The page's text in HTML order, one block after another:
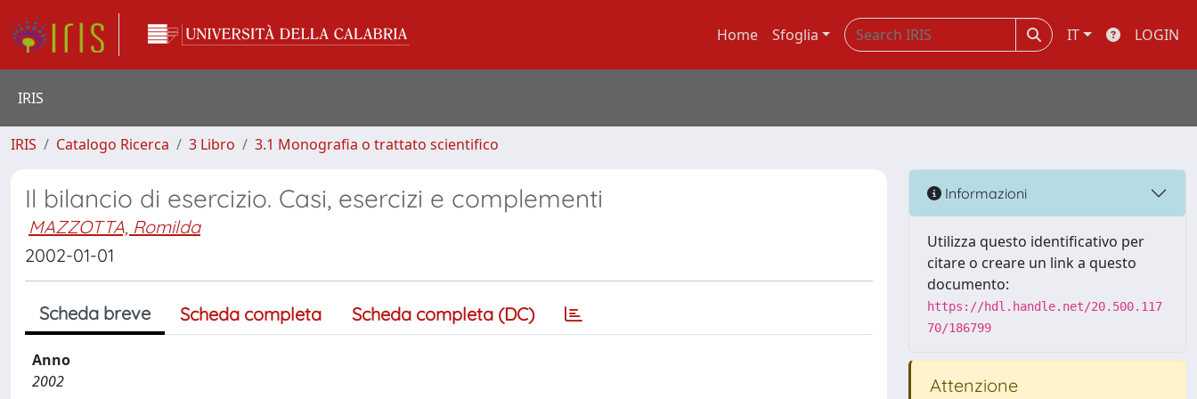
Home Sfoglia IT LOGIN
IRIS
IRIS Catalogo Ricerca 3 Libro 3.1 Monografia o trattato scientifico
Il bilancio di esercizio. Casi, esercizi e complementi
MAZZOTTA, Romilda
2002-01-01
Scheda breve Scheda completa Scheda completa (DC)
Anno
2002
Informazioni
Utilizza questo identificativo per
citare o creare un link a questo
documento:
https://hdl.handle.net/20.500.117
70/186799
Attenzione